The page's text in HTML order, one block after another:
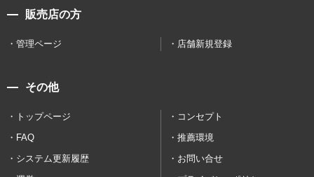
販売店の方
管理ページ 店舗新規登録
その他
トップページ
コンセプト
FAQ
推薦環境
システム更新履歴
お問い合せ